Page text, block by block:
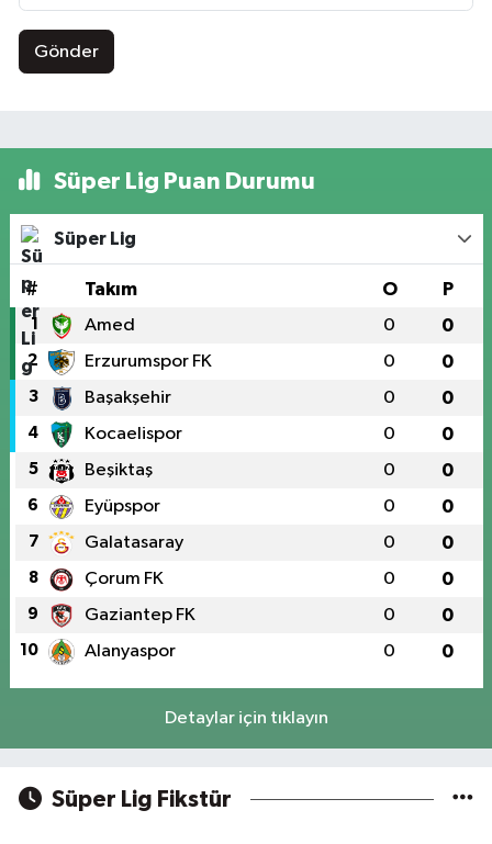
Gönder
Süper Lig Puan Durumu
Süper Lig
# Takım O P
1 Amed 0 0
2 Erzurumspor FK 0 0
3 Başakşehir 0 0
4 Kocaelispor 0 0
5 Beşiktaş 0 0
6 Eyüpspor 0 0
7 Galatasaray 0 0
8 Çorum FK 0 0
9 Gaziantep FK 0 0
10 Alanyaspor 0 0
Detaylar için tıklayın
Süper Lig Fikstür